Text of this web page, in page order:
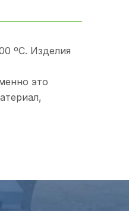
ºС. Изделия
это